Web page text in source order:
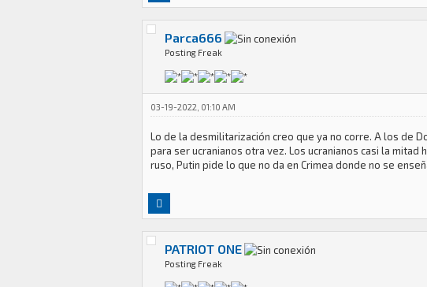
Parca666
Posting Freak
03-19-2022, 01:10 AM
Lo de la desmilitarización creo que ya no corre. A los de
para ser ucranianos otra vez. Los ucranianos casi la
ruso, Putin pide lo que no da en Crimea donde no se
PATRIOT ONE
Posting Freak